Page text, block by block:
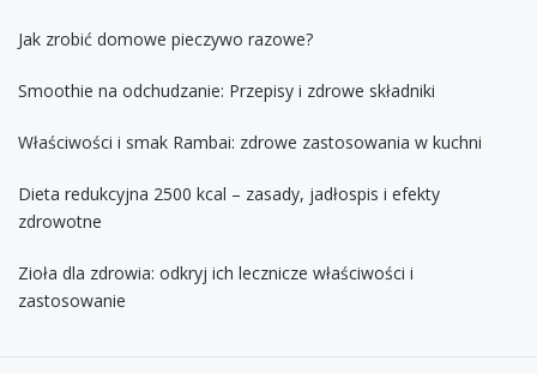
Jak zrobić domowe pieczywo razowe?
Smoothie na odchudzanie: Przepisy i zdrowe składniki
Właściwości i smak Rambai: zdrowe zastosowania w kuchni
Dieta redukcyjna 2500 kcal – zasady, jadłospis i efekty
zdrowotne
Zioła dla zdrowia: odkryj ich lecznicze właściwości i
zastosowanie